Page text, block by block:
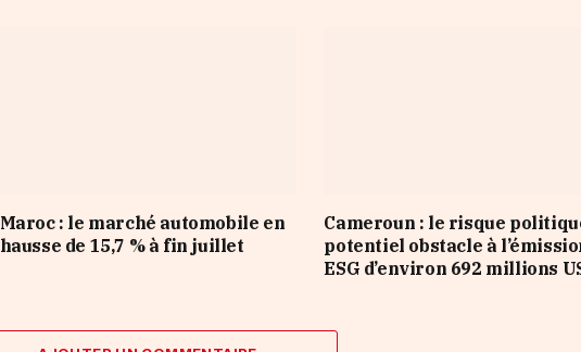
Maroc : le marché automobile en
hausse de 15,7 % à fin juillet
Cameroun : le risque
potentiel obstacle à
ESG d’environ 692 millions